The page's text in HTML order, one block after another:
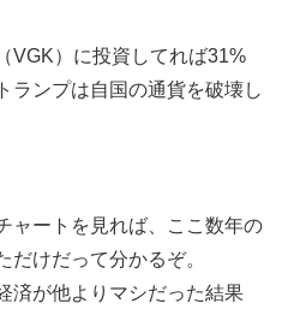
VGK）に投資してれば31%
ランプは自国の通貨を破壊し
ャートを見れば、ここ数年の
だけだって分かるぞ。
済が他よりマシだった結果